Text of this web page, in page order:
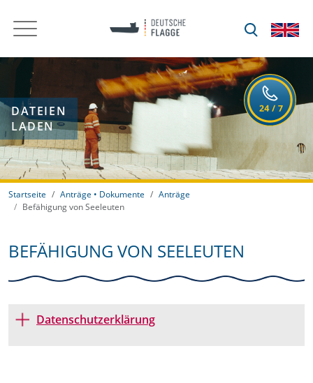
DATEIEN
LADEN
Startseite Anträge • Dokumente
Anträge
Befähigung von Seeleuten
BEFÄHIGUNG VON SEELEUTEN
Datenschutzerklärung